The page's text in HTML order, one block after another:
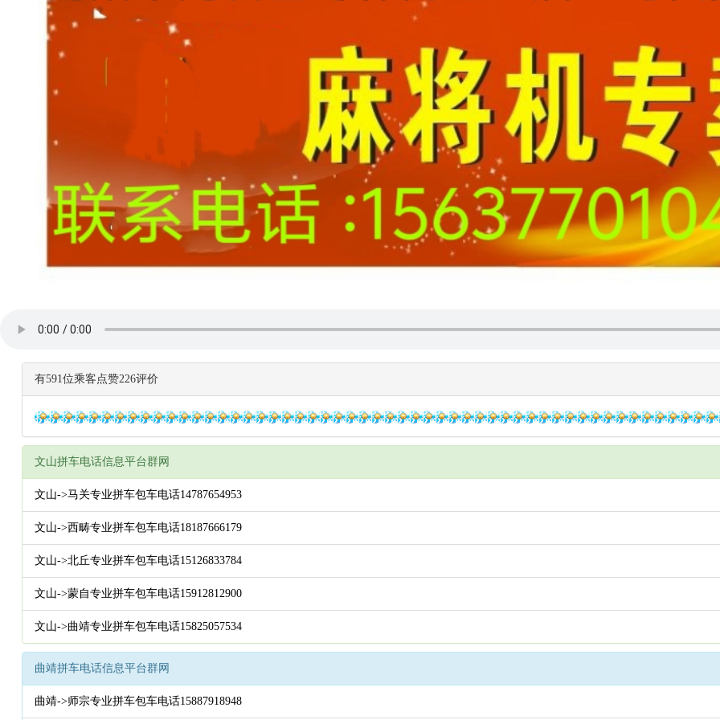
有591位乘客点赞226评价
文山拼车电话信息平台群网
文山->马关专业拼车包车电话14787654953
文山->西畴专业拼车包车电话18187666179
文山->北丘专业拼车包车电话15126833784
文山->蒙自专业拼车包车电话15912812900
文山->曲靖专业拼车包车电话15825057534
曲靖拼车电话信息平台群网
曲靖->师宗专业拼车包车电话15887918948